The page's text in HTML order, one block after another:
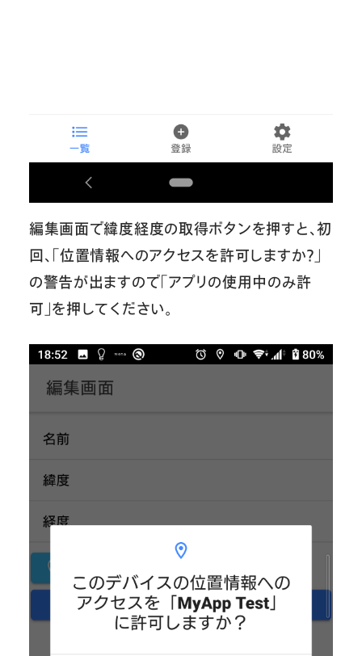
編集画面で緯度経度の取得ボタンを押すと、初
回、「位置情報へのアクセスを許可しますか？」
の警告が出ますので「アプリの使用中のみ許
可」を押してください。